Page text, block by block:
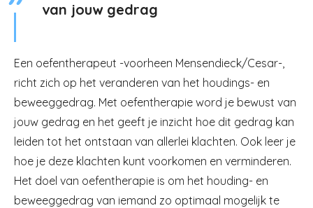
van jouw gedrag
Een oefentherapeut -voorheen Mensendieck/Cesar-,
richt zich op het veranderen van het houdings- en
beweeggedrag. Met oefentherapie word je bewust van
jouw gedrag en het geeft je inzicht hoe dit gedrag kan
leiden tot het ontstaan van allerlei klachten. Ook leer je
hoe je deze klachten kunt voorkomen en verminderen.
Het doel van oefentherapie is om het houding- en
beweeggedrag van iemand zo optimaal mogelijk te